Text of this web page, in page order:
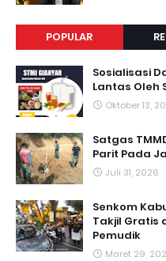
POPULAR
Sosialisasi
Lantas Oleh
Oktober 13,
Satgas
Parit Pada
Juli 31, 2026
Senkom
Takjil Gratis
Pemudik
Maret 29,